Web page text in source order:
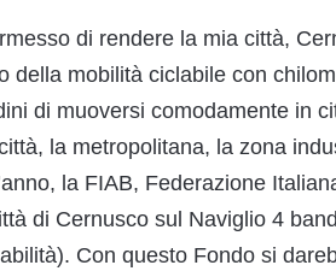
di rendere la mia città,
della mobilità ciclabile con
di muoversi comodamente in
la metropolitana, la zona
la FIAB, Federazione
di Cernusco sul Naviglio 4
Con questo Fondo si